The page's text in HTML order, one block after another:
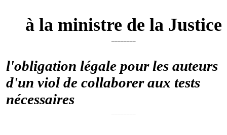
à la ministre de la Justice
l'obligation légale pour les auteurs
d'un viol de collaborer aux tests
nécessaires